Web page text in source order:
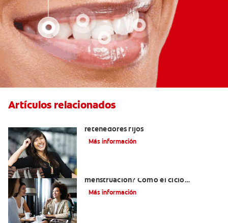
Artículos relacionados
retenedores fijos
Más información
menstruación? Cómo el ciclo
menstrual afecta la salud de las encías
Más información